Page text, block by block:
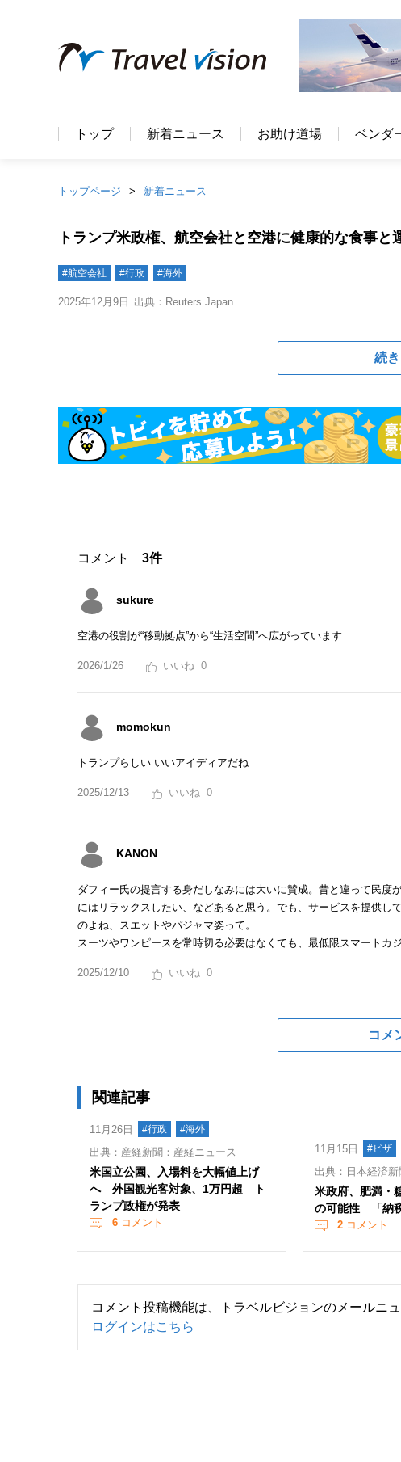
トップ 新着ニュース お助け道場 ベンダ
トップページ 新着ニュース
トランプ米政権、航空会社と空港に健康的な食事と
#航空会社 #行政 #海外
2025年12月9日 出典：Reuters Japan
続
コメント 3件
sukure
空港の役割が“移動拠点”から“生活空間”へ広がっています
2026/1/26 0
momokun
トランプらしい いいアイディアだね
2025/12/13 0
KANON
ダフィー氏の提言する身だしなみには大いに賛成。昔と違って民度
にはリラックスしたい、などあると思う。でも、サービスを提供し
のよね、スエットやパジャマ姿って。
スーツやワンピースを常時切る必要はなくても、最低限スマートカ
2025/12/10 0
コメ
関連記事
11月26日 #行政 #海外
出典：産経新聞：産経ニュース
米国立公園、入場料を大幅値上げ
へ 外国観光客対象、1万円超 ト
ランプ政権が発表
6 コメント
11月15日 #ビザ
出典：日本経済新
米政府、肥満・
の可能性 「納
2コメント
コメント投稿機能は、トラベルビジョンのメールニ
ログインはこちら